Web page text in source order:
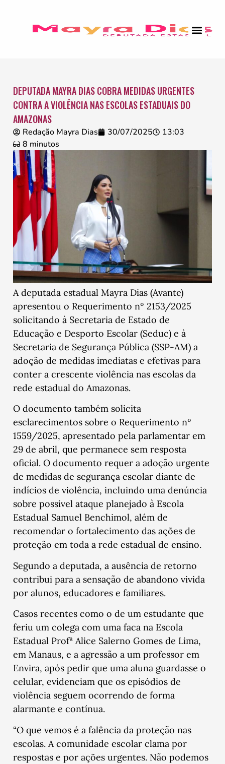
DEPUTADA MAYRA DIAS COBRA MEDIDAS URGENTES
CONTRA A VIOLÊNCIA NAS ESCOLAS ESTADUAIS DO
AMAZONAS
Redação Mayra Dias 30/07/2025
13:03
8 minutos
A deputada estadual Mayra Dias (Avante)
apresentou o Requerimento nº 2153/2025
solicitando à Secretaria de Estado de
Educação e Desporto Escolar (Seduc) e à
Secretaria de Segurança Pública (SSP-AM) a
adoção de medidas imediatas e efetivas para
conter a crescente violência nas escolas da
rede estadual do Amazonas.
O documento também solicita
esclarecimentos sobre o Requerimento nº
1559/2025, apresentado pela parlamentar em
29 de abril, que permanece sem resposta
oficial. O documento requer a adoção urgente
de medidas de segurança escolar diante de
indícios de violência, incluindo uma denúncia
sobre possível ataque planejado à Escola
Estadual Samuel Benchimol, além de
recomendar o fortalecimento das ações de
proteção em toda a rede estadual de ensino.
Segundo a deputada, a ausência de retorno
contribui para a sensação de abandono vivida
por alunos, educadores e familiares.
Casos recentes como o de um estudante que
feriu um colega com uma faca na Escola
Estadual Profª Alice Salerno Gomes de Lima,
em Manaus, e a agressão a um professor em
Envira, após pedir que uma aluna guardasse o
celular, evidenciam que os episódios de
violência seguem ocorrendo de forma
alarmante e contínua.
“O que vemos é a falência da proteção nas
escolas. A comunidade escolar clama por
respostas e por ações urgentes. Não podemos